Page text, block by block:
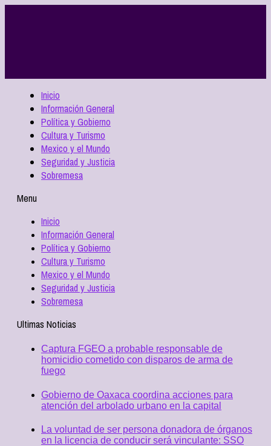
Inicio
Información General
Política y Gobierno
Cultura y Turismo
Mexico y el Mundo
Seguridad y Justicia
Sobremesa
Menu
Inicio
Información General
Política y Gobierno
Cultura y Turismo
Mexico y el Mundo
Seguridad y Justicia
Sobremesa
Ultimas Noticias
Captura FGEO a probable responsable de
homicidio cometido con disparos de arma de
fuego
Gobierno de Oaxaca coordina acciones para
atención del arbolado urbano en la capital
La voluntad de ser persona donadora de órganos
en la licencia de conducir será vinculante: SSO